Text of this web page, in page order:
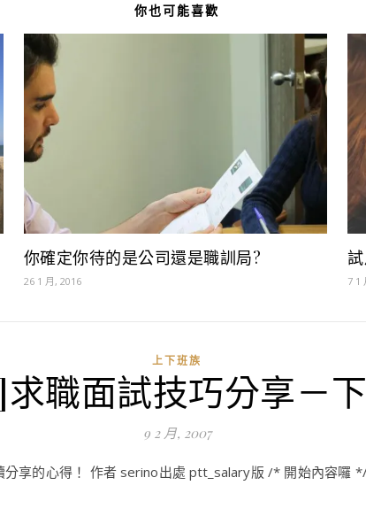
你也可能喜歡
你確定你待的是公司還是職訓局?
26 1 月, 2016 7 1
上下班族
職面試技巧分享－
9 2 月, 2007
享的心得！ 作者 serino出處 ptt_salary版 /* 開始內容囉